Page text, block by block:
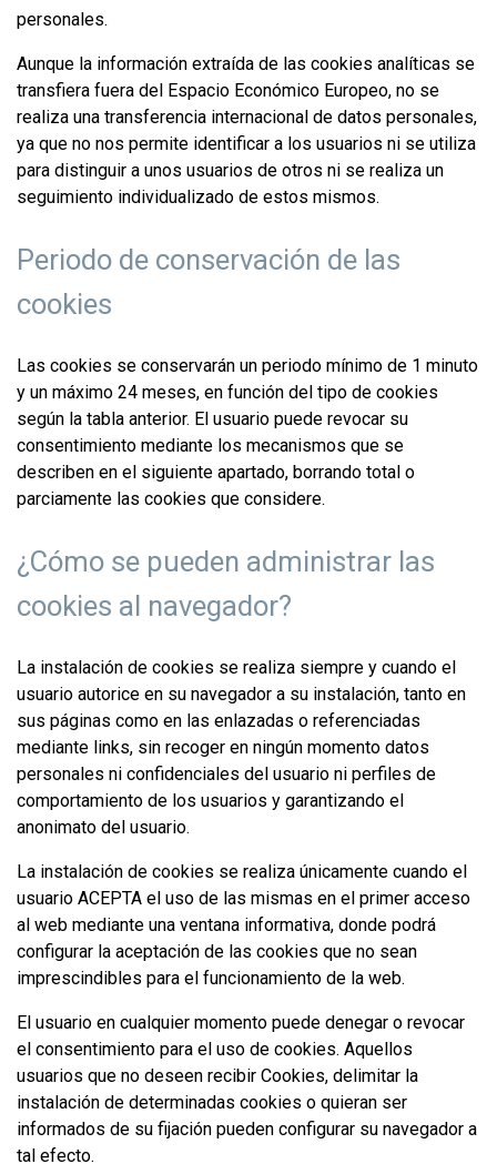
personales.
Aunque la información extraída de las cookies analíticas se
transfiera fuera del Espacio Económico Europeo, no se
realiza una transferencia internacional de datos personales,
ya que no nos permite identificar a los usuarios ni se utiliza
para distinguir a unos usuarios de otros ni se realiza un
seguimiento individualizado de estos mismos.
Periodo de conservación de las
cookies
Las cookies se conservarán un periodo mínimo de 1 minuto
y un máximo 24 meses, en función del tipo de cookies
según la tabla anterior. El usuario puede revocar su
consentimiento mediante los mecanismos que se
describen en el siguiente apartado, borrando total o
parciamente las cookies que considere.
¿Cómo se pueden administrar las
cookies al navegador?
La instalación de cookies se realiza siempre y cuando el
usuario autorice en su navegador a su instalación, tanto en
sus páginas como en las enlazadas o referenciadas
mediante links, sin recoger en ningún momento datos
personales ni confidenciales del usuario ni perfiles de
comportamiento de los usuarios y garantizando el
anonimato del usuario.
La instalación de cookies se realiza únicamente cuando el
usuario ACEPTA el uso de las mismas en el primer acceso
al web mediante una ventana informativa, donde podrá
configurar la aceptación de las cookies que no sean
imprescindibles para el funcionamiento de la web.
El usuario en cualquier momento puede denegar o revocar
el consentimiento para el uso de cookies. Aquellos
usuarios que no deseen recibir Cookies, delimitar la
instalación de determinadas cookies o quieran ser
informados de su fijación pueden configurar su navegador a
tal efecto.